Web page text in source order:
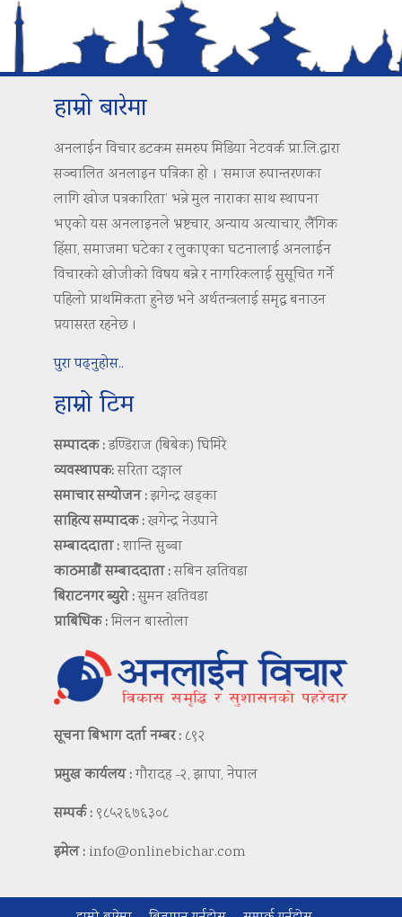
हाम्रो बारेमा
अनलाईन विचार डटकम समरुप मिडिया नेटवर्क प्रा.लि.द्वारा
सञ्चालित अनलाइन पत्रिका हो । ‘समाज रुपान्तरणका
लागि खोज पत्रकारिता’ भन्ने मुल नाराका साथ स्थापना
भएको यस अनलाइनले भ्रष्टचार, अन्याय अत्याचार, लैंगिक
हिंसा, समाजमा घटेका र लुकाएका घटनालाई अनलाईन
विचारको खोजीको विषय बन्ने र नागरिकलाई सुसूचित गर्ने
पहिलो प्राथमिकता हुनेछ भने अर्थतन्त्रलाई समृद्ध बनाउन
प्रयासरत रहनेछ ।
पुरा पढ्नुहोस..
हाम्रो टिम
सम्पादक :डण्डिराज (बिबेक) घिमिरे
व्यवस्थापक:सरिता दङ्गाल
समाचार सम्योजन :झगेन्द्र खड्का
साहित्य सम्पादक :खगेन्द्र नेउपाने
सम्बाददाता :शान्ति सुब्बा
काठमाडौं सम्बाददाता :सबिन खतिवडा
बिराटनगर ब्युरो :सुमन खतिवडा
प्राबिधिक :मिलन बास्तोला
सूचना बिभाग दर्ता नम्बर : ८९२
प्रमुख कार्यलय :गौरादह -२, झापा, नेपाल
सम्पर्क : ९८५२६७६३०८
इमेल : info@onlinebichar.com